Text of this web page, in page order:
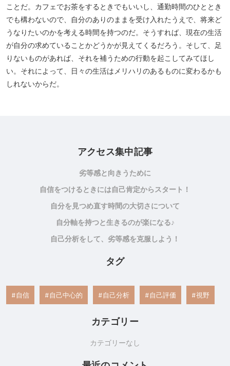
ことだ。カフェでお茶をするときでもいいし、通勤時間のひととき
でも構わないので、自分のありのままを受け入れたうえで、将来ど
うなりたいのかを考える時間を持つのだ。そうすれば、現在の生活
が自分の求めていることかどうかが見えてくるだろう。そして、足
りないものがあれば、それを補うための行動を起こしてみてほし
い。それによって、日々の生活はメリハリのあるものに変わるかも
しれないからだ。
アクセス集中記事
劣等感と向きうために
自信をつけるときには自己肯定からスタート！
自分を見つめ直す時間の大切さについて
自分軸を持つと生きるのが楽になる♪
自己分析をして、劣等感を克服しよう！
タグ
自信 自己中心的 自己分析 自己評価 視野
カテゴリー
カテゴリーなし